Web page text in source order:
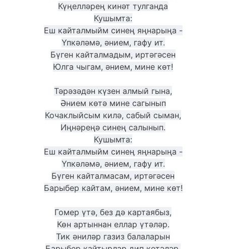
Күңелләрең кинәт тулганда
Кушымта:
Еш кайталмыйм синең яңнарыңа -
Үпкәләмә, әнием, гафу ит.
Бүген кайталмадым, иртәгәсен
Юлга чыгам, әнием, мине көт!
Тәрәзәдән күзен алмый гына,
Әнием көтә мине сагынып
Кочаклыйсым килә, сабый сыман,
Иңнәреңә синең салынып.
Кушымта:
Еш кайталмыйм синең яңнарыңа -
Үпкәләмә, әнием, гафу ит.
Бүген кайталмасам, иртәгәсен
Барыбер кайтам, әнием, мине көт!
Гомер үтә, без дә картаябыз,
Көн артыннан еллар үтәләр.
Тик әниләр газиз балаларын